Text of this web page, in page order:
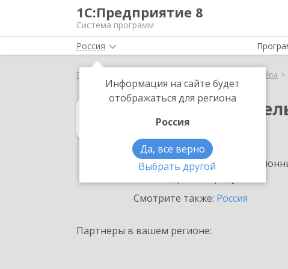
1С:Предприятие 8
Система программ
Россия
Информация на сайте будет
отображаться для региона
Россия
Да, все верно
Выбрать другой
Главная Выбор партнёра
в Калининграде
Ознакомьтесь с
Смотрите также: Россия
Партнеры в вашем регионе: